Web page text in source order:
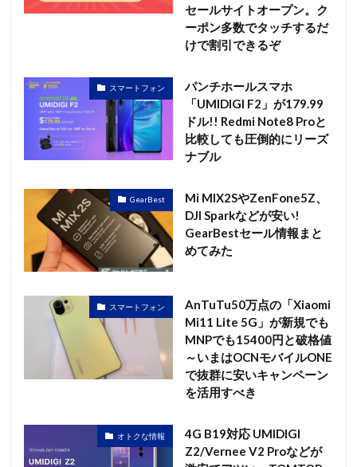
セールサイトオープン。ク
ーポン多数でタッチするだ
けで割引できるぞ
スマートフォン
パンチホールスマホ
「UMIDIGI F2」が179.99
ドル!! Redmi Note8 Proと
比較しても圧倒的にリーズ
ナブル
GearBest
Mi MIX2SやZenFone5Z、
DJI Sparkなどが安い!
GearBestセール情報まと
めてみた
スマートフォン
AnTuTu50万点の「Xiaomi
Mi11 Lite 5G」が新規でも
MNPでも15400円と破格値
～いまはOCNモバイルONE
で抜群に安いキャンペーン
を活用すべき
オトクな情報
4G B19対応 UMIDIGI
Z2/Vernee V2 Proなどが